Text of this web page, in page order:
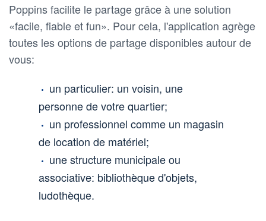
Poppins facilite le partage grâce à une solution
«facile, fiable et fun». Pour cela, l'application agrège
toutes les options de partage disponibles autour de
vous:
un particulier: un voisin, une
personne de votre quartier;
un professionnel comme un magasin
de location de matériel;
une structure municipale ou
associative: bibliothèque d'objets,
ludothèque.